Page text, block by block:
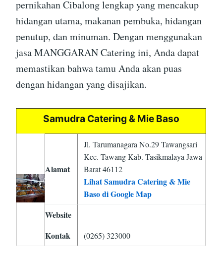
pernikahan Cibalong lengkap yang mencakup
hidangan utama, makanan pembuka, hidangan
penutup, dan minuman. Dengan menggunakan
jasa MANGGARAN Catering ini, Anda dapat
memastikan bahwa tamu Anda akan puas
dengan hidangan yang disajikan.
Samudra Catering & Mie Baso
Alamat
Jl. Tarumanagara No.29 Tawangsari
Kec. Tawang Kab. Tasikmalaya Jawa
Barat 46112
Lihat Samudra Catering & Mie
Baso di Google Map
Website
Kontak
(0265) 323000